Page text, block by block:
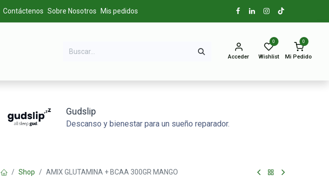
Contáctenos Sobre Nosotros Mis pedidos
Acceder
0
Wishlist
0
Mi Pedido
Gudslip
Descanso y bienestar para un sueño reparador.
Shop AMIX GLUTAMINA + BCAA 300GR MANGO